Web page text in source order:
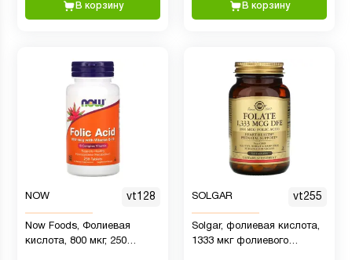
В корзину В корзину
NOW vt128
Now Foods, Фолиевая
кислота, 800 мкг, 250
SOLGAR vt255
Solgar, фолиевая кислота,
1333 мкг фолиевого